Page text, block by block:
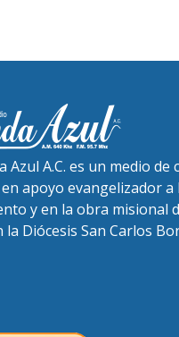
Azul A.C. es un medio de
apoyo evangelizador a
y en la obra misional
la Diócesis San Carlos